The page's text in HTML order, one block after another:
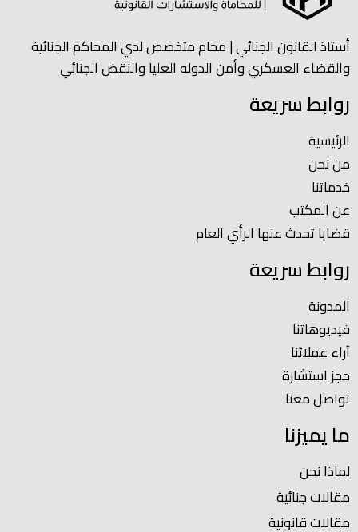
أستاذ القانون الجنائي | محام متخصص لدي المحاكم الجنائية
والقضاء العسكري وأمن الدوله العليا والنقض الجنائي
روابط سريعة
الرئيسية
من نحن
خدماتنا
عن المكتب
قضايا تحدث عنها الرأي العام
روابط سريعة
المدونة
فيديوهاتنا
آراء عملائنا
حجز استشارة
تواصل معنا
ما يميزنا
لماذا نحن
مقالات جنائية
مقالات قانونية